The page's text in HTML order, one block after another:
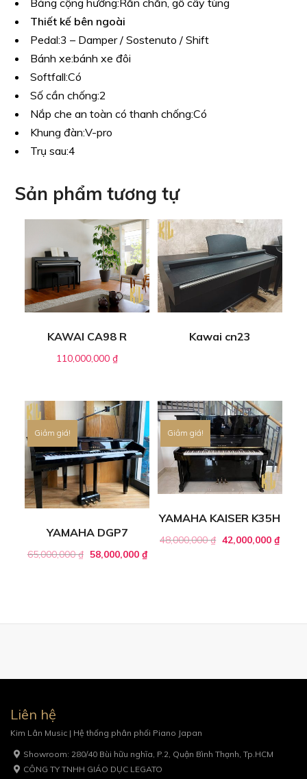
Bảng cộng hưởng:Rắn chắn, gỗ cây tùng
Thiết kế bên ngoài
Pedal:3 – Damper / Sostenuto / Shift
Bánh xe:bánh xe đôi
Softfall:Có
Số cần chống:2
Nắp che an toàn có thanh chống:Có
Khung đàn:V-pro
Trụ sau:4
Sản phẩm tương tự
KAWAI CA98 R
110,000,000₫
Kawai cn23
Giảm giá!
YAMAHA DGP7
65,000,000₫ 58,000,000 ₫
Giảm giá!
YAMAHA KAISER K35H
48,000,000₫ 42,000,000₫
Liên hệ
Kim Lân Music | Hệ thống phân phối Piano Japan
Showroom: 280/40 Bùi hữu nghĩa, P.2, Quận Bình Thạnh, Tp.HCM
CÔNG TY TNHH GIÁO DỤC LEGATO